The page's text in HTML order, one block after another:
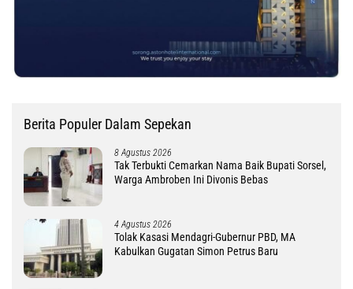
Berita Populer Dalam Sepekan
8 Agustus 2026
Tak Terbukti Cemarkan Nama Baik Bupati Sorsel,
Warga Ambroben Ini Divonis Bebas
4 Agustus 2026
Tolak Kasasi Mendagri-Gubernur PBD, MA
Kabulkan Gugatan Simon Petrus Baru